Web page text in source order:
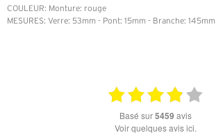
COULEUR: Monture: rouge
MESURES: Verre: 53mm - Pont: 15mm - Branche: 145mm
basé sur5459 avis
Voir quelques avis ici.